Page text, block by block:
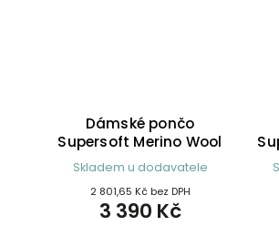
Dámské pončo
Supersoft Merino Wool
Trentham Poncho
modré
Skladem u dodavatele
2 801,65 Kč bez DPH
3 390 Kč